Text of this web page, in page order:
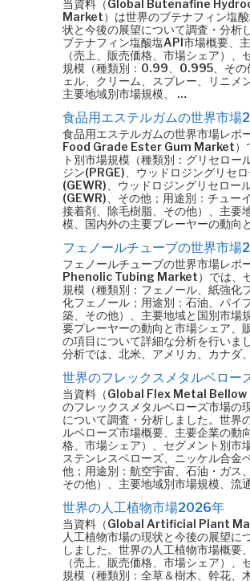
当資料（Global Butenafine
Market）は世界のブテナフィン塩
状と今後の展望について調査・分析
ブテナフィン塩酸塩API市場概要、
（売上、販売価格、市場シェア）、
規模（種類別：0.99、0.995、その
ェル、クリーム、スプレー、リニメ
主要地域別市場規模、 …
食品用エステルガムの世界市場
食品用エステルガムの世界市場レポ
Food Grade Ester Gum Market）
ト別市場規模（種類別：グリセロー
ジン(PRGE)、ウッドロジングリセ
(GEWR)、ウッドロジングリセロー
(GEWR)、その他；用途別：チュー
接着剤、除毛樹脂、その他）、主要
模、国内外の主要プレーヤーの動向
フェノールチューブの世界市場
フェノールチューブの世界市場レポ
Phenolic Tubing Market）では、
規模（種類別：フェノール、紙強化
化フェノール；用途別：石油、パイ
築、その他）、主要地域と国別市場
要プレーヤーの動向と市場シェア、
の項目について詳細な分析を行いま
分析では、北米、アメリカ、カナダ
世界のフレックスメタルベロー
当資料（Global Flex Metal Bellow
のフレックスメタルベローズ市場の
について調査・分析しました。世界
ルベローズ市場概要、主要企業の動
格、市場シェア）、セグメント別市
ステンレスベローズ、ニッケル合金
他；用途別：航空宇宙、石油・ガス
その他）、主要地域別市場規模、流
世界の人工植物市場2026年
当資料（Global Artificial Plant
人工植物市場の現状と今後の展望に
しました。世界の人工植物市場概要
（売上、販売価格、市場シェア）、
規模（種類別：全草＆樹木、幹花、